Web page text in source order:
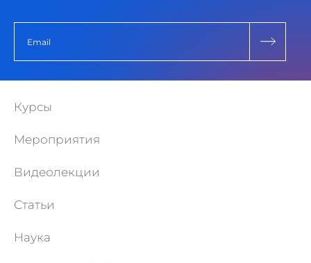
Курсы
Мероприятия
Видеолекции
Статьи
Наука